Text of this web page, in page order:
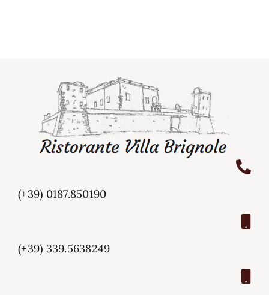
(+39) 0187.850190
(+39) 339.5638249